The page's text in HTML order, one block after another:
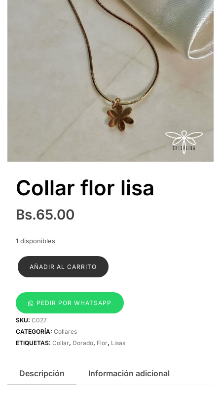
Collar flor lisa
Bs.65.00
1 disponibles
Collar
flor
cantidad
AÑADIR AL CARRITO
PEDIR POR WHATSAPP
SKU: C027
CATEGORÍA: Collares
ETIQUETAS: Collar, Dorado, Flor, Lisas
Descripción Información adicional